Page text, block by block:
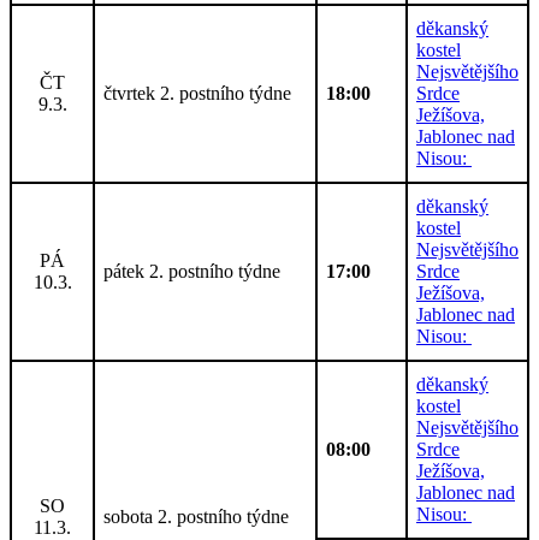
ČT
9.3.
čtvrtek 2. postního týdne 18:00
děkanský
kostel
Nejsvětějšího
Srdce
Ježíšova,
Jablonec nad
Nisou:
PÁ
10.3.
pátek 2. postního týdne 17:00
děkanský
kostel
Nejsvětějšího
Srdce
Ježíšova,
Jablonec nad
Nisou:
SO
11.3.
sobota 2. postního týdne
08:00
děkanský
kostel
Nejsvětějšího
Srdce
Ježíšova,
Jablonec nad
Nisou: